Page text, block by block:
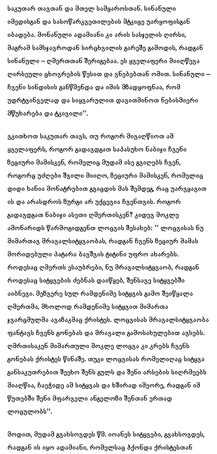
საკუთარ თავთან და მთელ სამყაროსთან. სინანული
იმედისგან და სასოწარკვეთილების მტკიცე უარყოფისგან
იბადება. მონანული ადამიანი კი არის სასჯელის ღირსი,
მაგრამ სამსჯავროდან სირცხვილის გარეშე გამოდის, რადგან
სინანული – ღმერთთან შერიგებაა. ეს ყველაფერი მიიღწევა
ღირსეული ცხოვრების წესით და ვნებებთან ომით. სინანული –
ჩვენი სინდისის განწმენდა და იმის მზადყოფნაა, რომ
უდრტვინველად და სიყვარულით დავითმინოთ ნებისმიერი
მწუხარება და ტკივილი’’.
ვკითხოთ საკუთარ თავს, თუ როგორ მივაღწიოთ ამ
ყველაფერს, როგორ გადავდგათ საპასუხო ნაბიჯი ჩვენი
ზეციური მამისკენ, რომელიც მუდამ ისე გვიღებს ჩვენ,
როგორც უძღები შვილი მიიღო, ზეციური მამისკენ, რომელიც
დიდი ხანია მონატრებით გვიცდის მას შემდეგ, რაც უარვყავით
ის და არასდროს ზურგი არ უქცევია ჩვენთვის. როგორ
გადავდგათ ნაბიჯი ასეთი ღმერთისკენ? კიდევ მოკლე
ამონარიდს წარმოგიდგენთ ლოცვის შესახებ: ‘’ ლოცვისას ნუ
მიმართავ მრავალსიტყვაობას, რადგან ჩვენს ზეციურ მამას
მორიდებული პატარა ბავშვის ტიტინი უფრო ახარებს.
როდესაც ღმერთს ესაუბრები, ნუ მრავალსიტყვაობ, რადგან
როდესაც სიტყვების ძებნას დაიწყებ, შენსავე სიტყვებში
აიბნევი. მეზვერე სულ რამდენიმე სიტყვის გამო შეიწყალა
ღმერთმა, მხოლოდ რამდენიმე სიტყვით მიმართა
ჯვარცმულმა ავაზაკმაც ქრისტეს. ლოცვისას მრავალსიტყვაობა
ფანტავს ჩვენს გონებას და მრავალი გამოსახულებით ავსებს.
ღმრთისაკენ მიმართული მოკლე ლოცვა კი კრებს ჩვენს
გონებას ქრისტეს წინაშე. თუკი ლოცვისას რომელიღაც სიტყვა
განსაკუთრებით შეეხო შენს გულს და შენი არსების სიღრმეებს
მიაღწია, ჩაეჭიდე ამ სიტყვას და ხშირად იმეორე, რადგან იმ
წუთებში შენი მფარველი ანგელოზი შენთან ერთად
ლოცულობს’’.
მოდით, მუდამ გვახსოვდეს წმ. იოანეს სიტყვები, გვახსოვდეს,
რადგან ის იყო ადამიანი, რომელსაც ჰქონდა ქრისტესთან